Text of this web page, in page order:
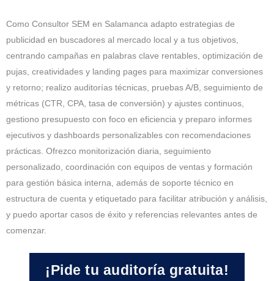
Como Consultor SEM en Salamanca adapto estrategias de
publicidad en buscadores al mercado local y a tus objetivos,
centrando campañas en palabras clave rentables, optimización de
pujas, creatividades y landing pages para maximizar conversiones
y retorno; realizo auditorías técnicas, pruebas A/B, seguimiento de
métricas (CTR, CPA, tasa de conversión) y ajustes continuos,
gestiono presupuesto con foco en eficiencia y preparo informes
ejecutivos y dashboards personalizables con recomendaciones
prácticas. Ofrezco monitorización diaria, seguimiento
personalizado, coordinación con equipos de ventas y formación
para gestión básica interna, además de soporte técnico en
estructura de cuenta y etiquetado para facilitar atribución y análisis,
y puedo aportar casos de éxito y referencias relevantes antes de
comenzar.
¡Pide tu auditoría gratuita!